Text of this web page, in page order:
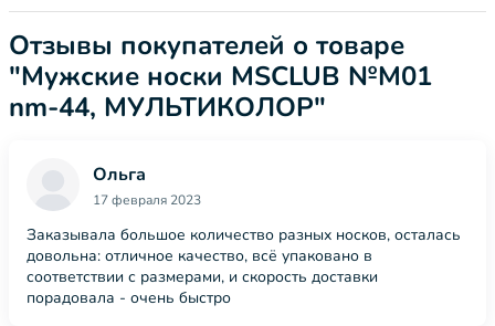
Отзывы покупателей о товаре
"Мужские носки MSCLUB №М01
nm-44, МУЛЬТИКОЛОР"
Ольга
17 февраля 2023
Заказывала большое количество разных носков, осталась
довольна: отличное качество, всё упаковано в
соответствии с размерами, и скорость доставки
порадовала - очень быстро